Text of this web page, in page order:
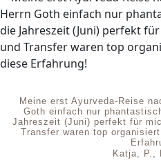
Meine erst Ayurveda-Reise
Goth einfach nur
Jahreszeit (Juni) perfekt für
Transfer waren top
Katja, P.,